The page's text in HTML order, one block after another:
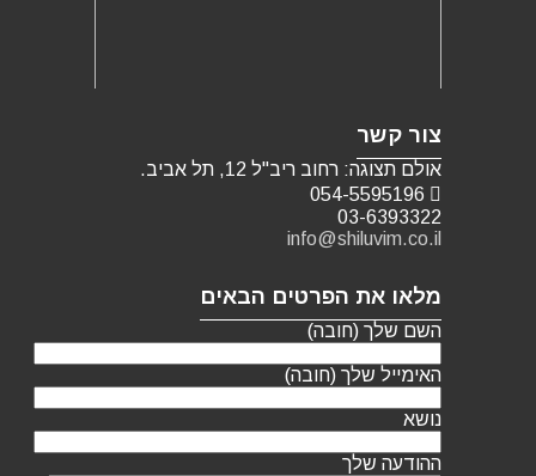
צור קשר
אולם תצוגה: רחוב ריב"ל 12, תל אביב.
03-6393322
info@shiluvim.co.il
מלאו את הפרטים הבאים
השם שלך (חובה)
האימייל שלך (חובה)
נושא
ההודעה שלך